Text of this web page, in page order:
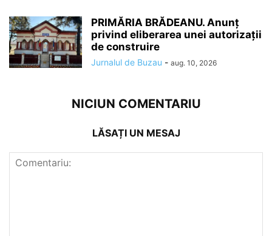
PRIMĂRIA BRĂDEANU. Anunț
privind eliberarea unei autorizații
de construire
Jurnalul de Buzau - aug. 10, 2026
NICIUN COMENTARIU
LĂSAȚI UN MESAJ